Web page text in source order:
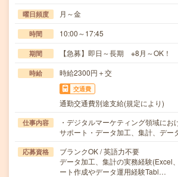
曜日頻度 月～金
時間 10:00～17:45
期間 【急募】即日～長期 ※8月～OK！
時給 時給2300円＋交
交通費
通勤交通費別途支給(規定により)
仕事内容
・デジタルマーケティング領域にお
サポート・データ加工、集計、デ
応募資格
ブランクOK / 英語力不要
データ加工、集計の実務経験(Excel
ート作成やデータ運用経験Tabl…